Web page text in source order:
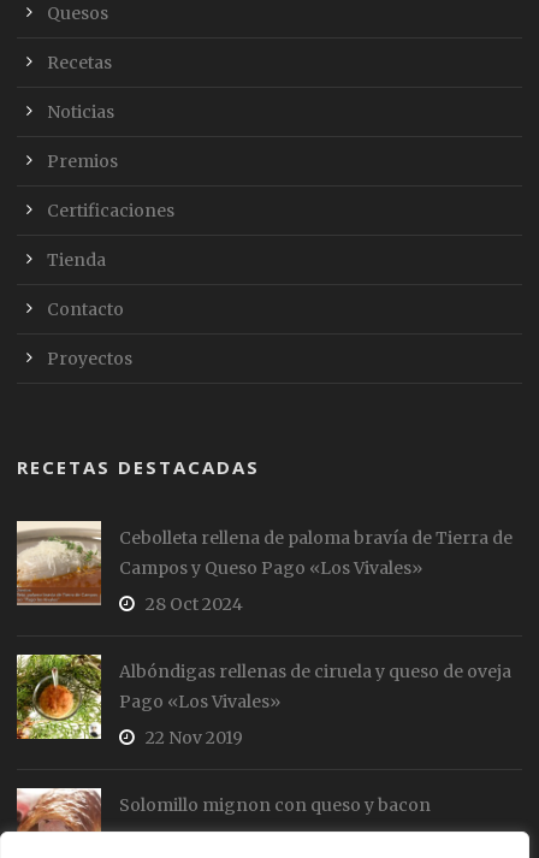
Quesos
Recetas
Noticias
Premios
Certificaciones
Tienda
Contacto
Proyectos
RECETAS DESTACADAS
Cebolleta rellena de paloma bravía de Tierra de
Campos y Queso Pago «Los Vivales»
28 Oct 2024
Albóndigas rellenas de ciruela y queso de oveja
Pago «Los Vivales»
22 Nov 2019
Solomillo mignon con queso y bacon